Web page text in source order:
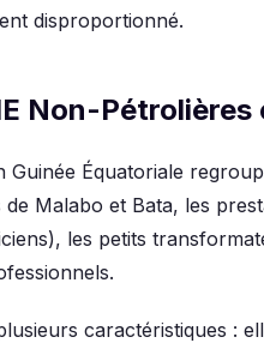
disproportionné.
Non-
Équatoriale
Malabo et Bata, les
les petits
caractéristiques :